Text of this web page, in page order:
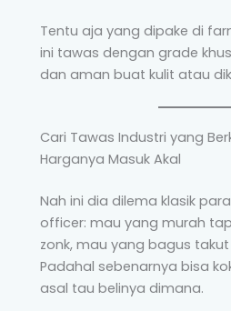
Tentu aja yang dipake di
ini tawas dengan grade
dan aman buat kulit atau
Cari Tawas Industri yang
Harganya Masuk Akal
Nah ini dia dilema klasik
officer: mau yang murah
zonk, mau yang bagus
Padahal sebenarnya bisa
asal tau belinya dimana.